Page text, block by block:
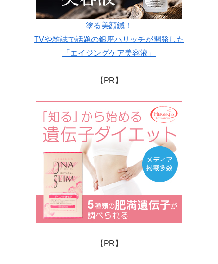
塗る美顔鍼！
TVや雑誌で話題の銀座ハリッチが開発した
「エイジングケア美容液」
【PR】
【PR】